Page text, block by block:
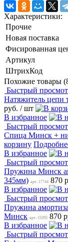
Характеристики:
Прочие
Новая поставка
Фисированная
Артикул
ШтрихКод
Похожие товары
Быстрый
Натяжитель
руб. / шт
В избранное
Быстрый
Спица Минск +
корзину
В избранное
Быстрый
Пружина Минск
345мм) арт: 17744 870
В избранное
Быстрый
Пружина
Минск арт: 15293 870
В избранное
Быстрый